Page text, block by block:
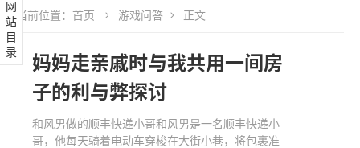
网站目录 当前位置： 首页 游戏问答 正文
妈妈走亲戚时与我共用一间房
子的利与弊探讨
和风男做的顺丰快递小哥和风男是一名顺丰快递小
哥，他每天骑着电动车穿梭在大街小巷，将包裹准